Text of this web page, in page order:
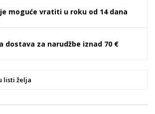
moguće vratiti u roku od 14 dana
dostava za narudžbe iznad 70 €
listi želja